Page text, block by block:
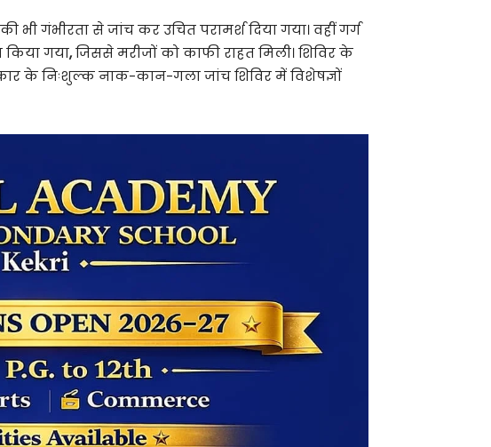
भी गंभीरता से जांच कर उचित परामर्श दिया गया। वहीं गर्ग
किया गया,जिससे मरीजों को काफी राहत मिली। शिविर के
के निःशुल्क नाक-कान-गला जांच शिविर में विशेषज्ञों